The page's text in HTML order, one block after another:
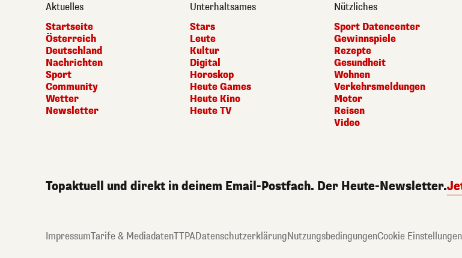
Aktuelles
Startseite
Österreich
Deutschland
Nachrichten
Sport
Community
Wetter
Newsletter
Unterhaltsames
Stars
Leute
Kultur
Digital
Horoskop
Heute Games
Heute Kino
Heute TV
Nützliches
Sport Datencenter
Gewinnspiele
Rezepte
Gesundheit
Wohnen
Verkehrsmeldungen
Motor
Reisen
Video
Topaktuell und direkt in deinem Email-Postfach. Der Heute-Newsletter.
ImpressumTarife & MediadatenTTPADatenschutzerklärungNutzungsbedingungenCookie Einstellungen